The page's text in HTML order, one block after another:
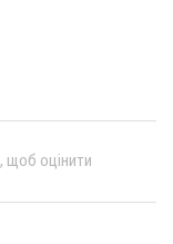
, щоб оцінити